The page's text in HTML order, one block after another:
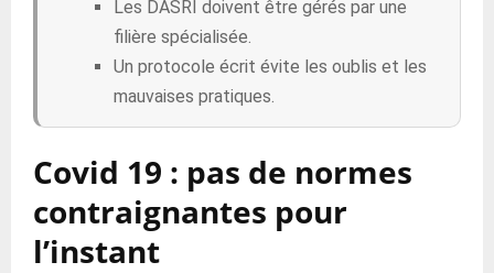
Les DASRI doivent être gérés par une
filière spécialisée.
Un protocole écrit évite les oublis et les
mauvaises pratiques.
Covid 19 : pas de normes
contraignantes pour
l’instant